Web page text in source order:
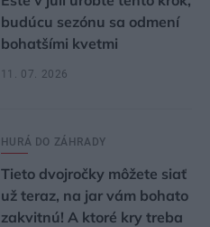
budúcu sezónu sa odmení
bohatšími kvetmi
11. 07. 2026
HURÁ DO ZÁHRADY
Tieto dvojročky môžete siať
už teraz, na jar vám bohato
zakvitnú! A ktoré kry treba